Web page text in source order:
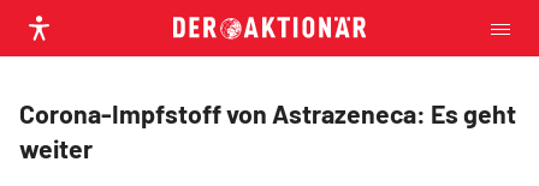
Corona-Impfstoff von Astrazeneca: Es geht
weiter